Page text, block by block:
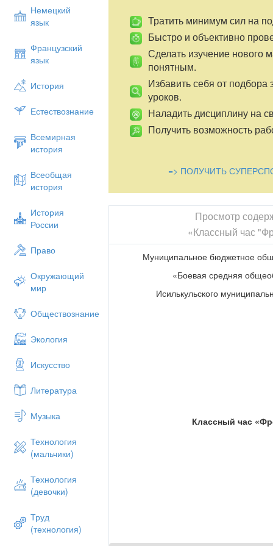
Немецкий
язык
Французский
язык
История
Естествознание
Всемирная
история
Всеобщая
история
История
России
Право
Окружающий
мир
Обществознание
Экология
Искусство
Литература
Музыка
Технология
(мальчики)
Технология
(девочки)
Труд
(технология)
Тратить минимум сил на
Быстро и объективно
Сделать изучение нового
понятным.
Избавить себя от подбора
уроков.
Наладить дисциплину на
Получить возможность
=> ПОЛУЧИТЬ
Просмотр
«Классный час
Муниципальное бюджетное
«Боевая средняя
Исилькульского
Классный час